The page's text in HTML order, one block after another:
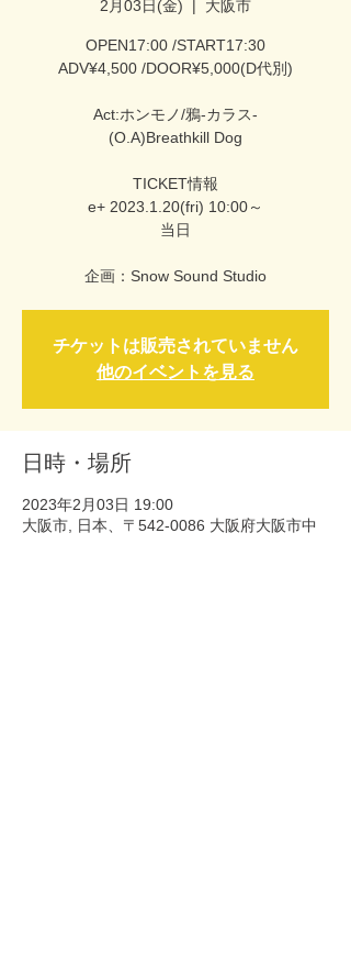
2月03日(金)
  |
大阪市
OPEN17:00 /START17:30
ADV¥4,500 /DOOR¥5,000(D代別)
Act:ホンモノ/鴉-カラス-
(O.A)Breathkill Dog
TICKET情報
e+ 2023.1.20(fri) 10:00～
当日
企画：Snow Sound Studio
チケットは販売されていません
他のイベントを見る
日時・場所
2023年2月03日 19:00
大阪市, 日本、〒542-0086 大阪府大阪市中